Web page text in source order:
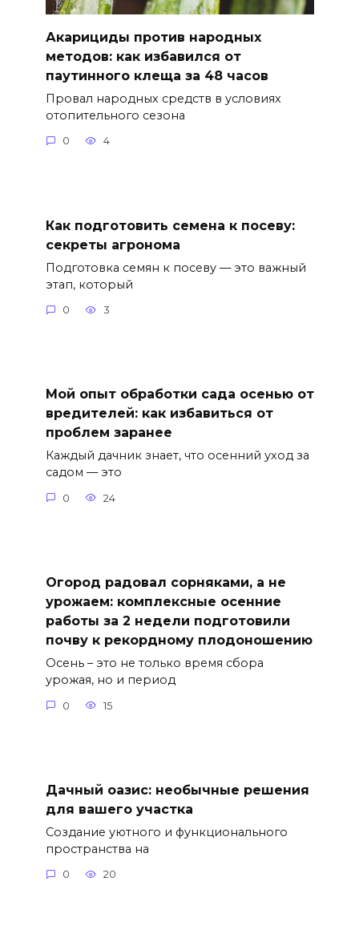
Акарициды против народных
методов: как избавился от
паутинного клеща за 48 часов
Провал народных средств в условиях
отопительного сезона
0 4
Как подготовить семена к посеву:
секреты агронома
Подготовка семян к посеву — это важный
этап, который
0 3
Мой опыт обработки сада осенью от
вредителей: как избавиться от
проблем заранее
Каждый дачник знает, что осенний уход за
садом — это
0 24
Огород радовал сорняками, а не
урожаем: комплексные осенние
работы за 2 недели подготовили
почву к рекордному плодоношению
Осень – это не только время сбора
урожая, но и период
0 15
Дачный оазис: необычные решения
для вашего участка
Создание уютного и функционального
пространства на
0 20